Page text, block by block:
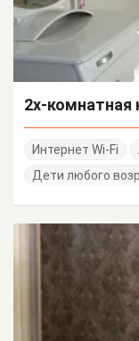
Интернет Wi-Fi
Дети любого